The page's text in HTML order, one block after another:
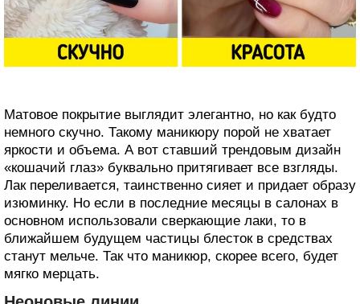
Матовое покрытие выглядит элегантно, но как будто
немного скучно. Такому маникюру порой не хватает
яркости и объема. А вот ставший трендовым дизайн
«кошачий глаз» буквально притягивает все взгляды.
Лак переливается, таинственно сияет и придает образу
изюминку. Но если в последние месяцы в салонах в
основном использовали сверкающие лаки, то в
ближайшем будущем частицы блесток в средствах
станут мельче. Так что маникюр, скорее всего, будет
мягко мерцать.